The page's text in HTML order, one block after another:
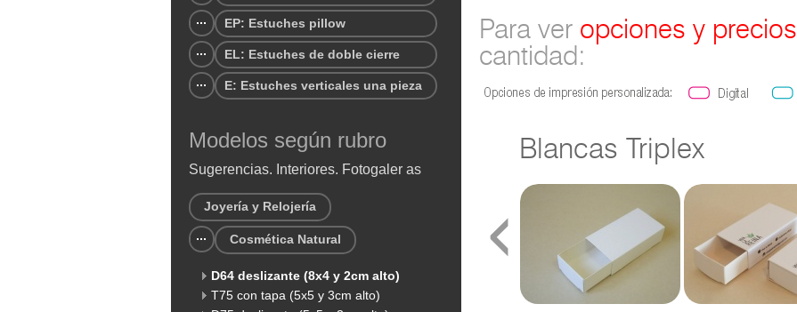
EP: Estuches pillow
EL: Estuches de doble cierre
E: Estuches verticales una pieza
Modelos según rubro
Sugerencias. Interiores. Fotogaler as
Joyería y Relojería
Cosmética Natural
D64 deslizante (8x4 y 2cm alto)
T75 con tapa (5x5 y 3cm alto)
Para ver opciones y precios
cantidad:
Blancas Triplex
‹